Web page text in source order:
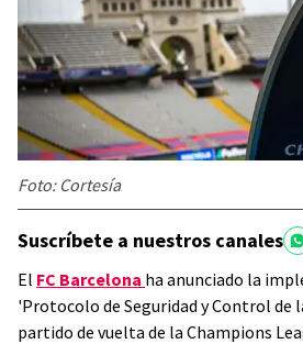
Foto: Cortesía
Suscríbete a nuestros canales
El FC Barcelona ha anunciado la
'Protocolo de Seguridad y Control de
partido de vuelta de la Champions